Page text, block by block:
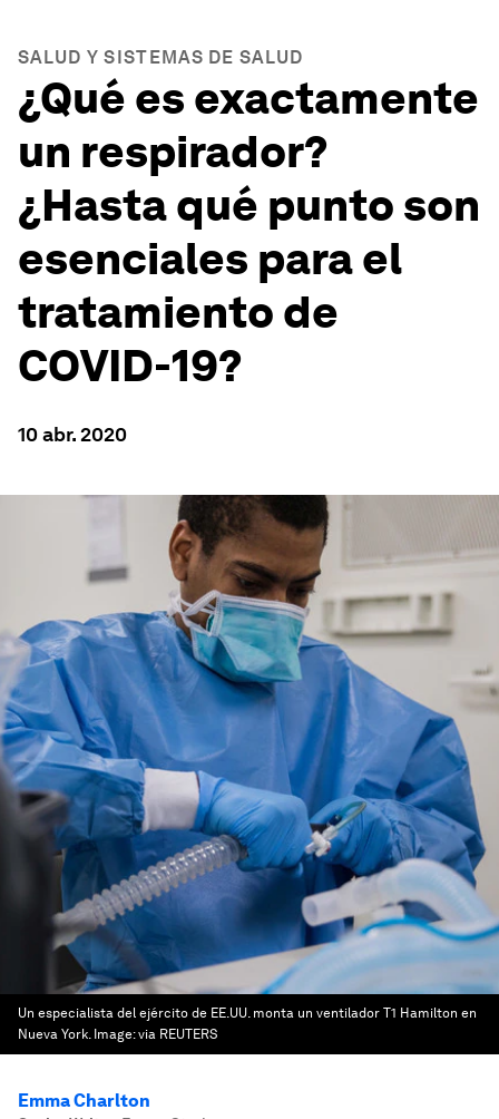
SALUD Y SISTEMAS DE SALUD
¿Qué es exactamente
un respirador?
¿Hasta qué punto son
esenciales para el
tratamiento de
COVID-19?
10 abr. 2020
Un especialista del ejército de EE.UU. monta un ventilador T1 Hamilton en
Nueva York. Image:via REUTERS
Emma Charlton